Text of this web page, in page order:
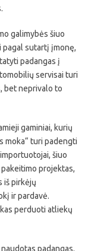
galimybės šiuo
pagal sutartį įmonę,
padangas į
servisai turi
bet neprivalo to
gaminiai, kurių
moka“ turi padengti
šiuo
projektas,
iš pirkėjų
ir pardavė.
perduoti atliekų
padangas.